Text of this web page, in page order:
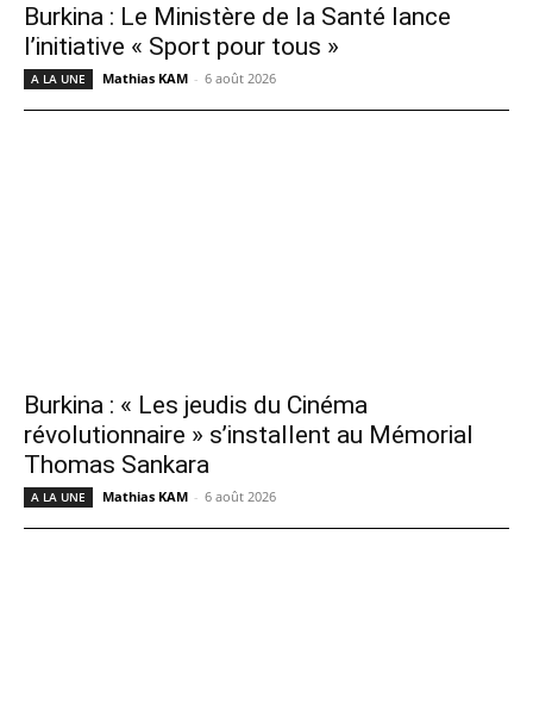
Burkina : Le Ministère de la Santé lance
l’initiative « Sport pour tous »
A LA UNE Mathias KAM - 6 août 2026
Burkina : « Les jeudis du Cinéma
révolutionnaire » s’installent au Mémorial
Thomas Sankara
A LA UNE Mathias KAM - 6 août 2026